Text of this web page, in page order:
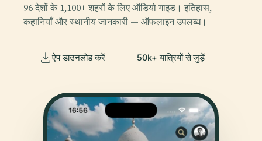
96 देशों के 1,100+ शहरों के लिए ऑडियो गाइड। इतिहास,
कहानियाँ और स्थानीय जानकारी — ऑफलाइन उपलब्ध।
ऐप डाउनलोड करें 50k+ यात्रियों से जुड़ें